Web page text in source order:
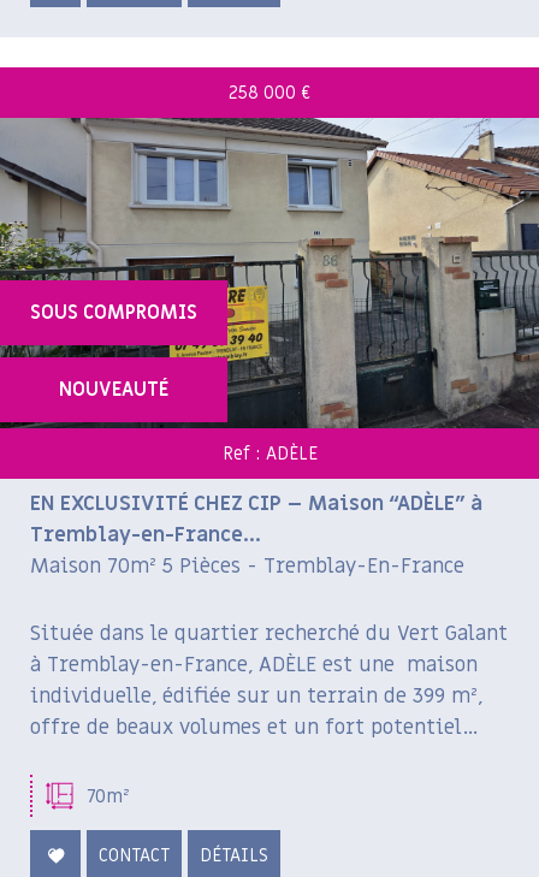
SOUS COMPROMIS
NOUVEAUTÉ
258 000 €
Ref : ADÈLE
EN EXCLUSIVITÉ CHEZ CIP – Maison “ADÈLE” à
Tremblay-en-France...
Maison 70m² 5 Pièces - Tremblay-En-France
Située dans le quartier recherché du Vert Galant
à Tremblay-en-France, ADÈLE est une maison
individuelle, édifiée sur un terrain de 399 m²,
offre de beaux volumes et un fort potentiel...
70m²
CONTACT DÉTAILS